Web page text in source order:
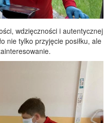
wdzięczności i autentycznej
nie tylko przyjęcie posiłku, ale